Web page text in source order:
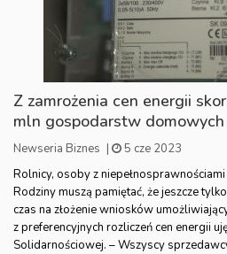
Z zamrożenia cen energii
mln gospodarstw domowych
Newseria Biznes |
5 cze 2023
Rolnicy, osoby z
Rodziny muszą pamiętać, że jeszcze
czas na złożenie wniosków
z preferencyjnych rozliczeń cen energii
Solidarnościowej. – Wszyscy